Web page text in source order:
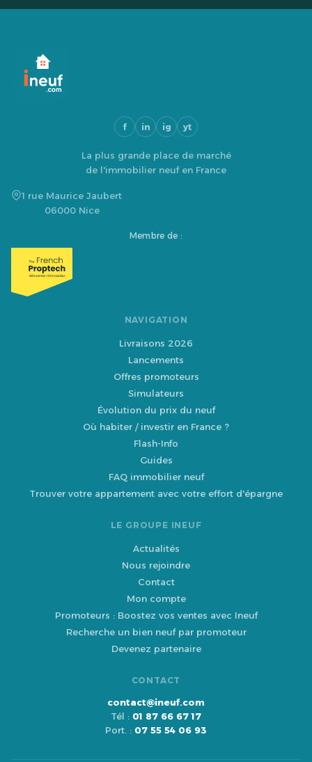
f in ig yt
La plus grande place de marché
de l'immobilier neuf en France
1 rue Maurice Jaubert
06000 Nice
Membre de :
NAVIGATION
Livraisons 2026
Lancements
Offres promoteurs
Simulateurs
Évolution du prix du neuf
Où habiter / investir en France ?
Flash-Info
Guides
FAQ immobilier neuf
Trouver votre appartement avec votre effort d'épargne
LE GROUPE INEUF
Actualités
Nous rejoindre
Contact
Mon compte
Promoteurs : Boostez vos ventes avec Ineuf
Recherche un bien neuf par promoteur
Devenez partenaire
CONTACT
contact@ineuf.com
Tél : 01 87 66 67 17
Port. : 07 55 54 06 93